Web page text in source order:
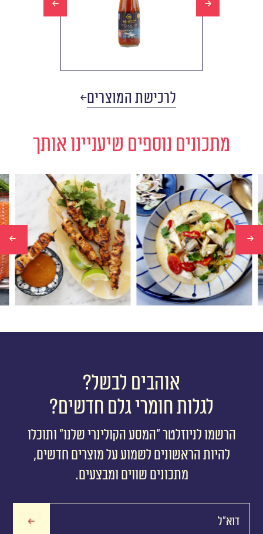
לרכישת המוצרים
מתכונים נוספים שיעניינו אותך
שיפודי עוף תאילנדים
רוטב בוטנים ורוטב פלפל
שחור
מרק טום קה
מרק תאילנדי מסורתי
אוהבים לבשל?
לגלות חומרי גלם חדשים?
הרשמו לניוזלטר ״המסע הקולינרי שלנו״ ותוכלו
להיות הראשונים לשמוע על מוצרים חדשים,
מתכונים שווים ומבצעים.